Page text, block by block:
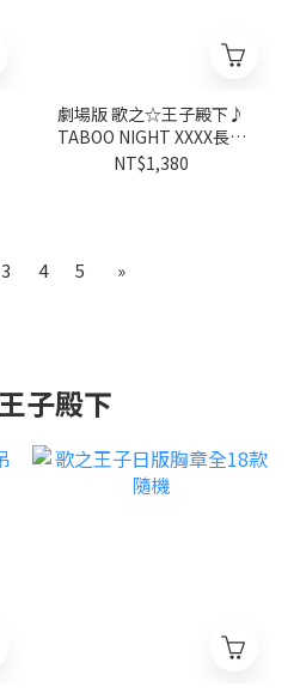
劇場版 歌之☆王子殿下♪
TABOO NIGHT XXXX長毛
巾-黒崎蘭丸
NT$1,380
3 4 5 »
子殿下